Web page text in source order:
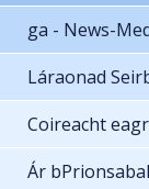
ga - News-
Láraonad
Coireacht
Ár